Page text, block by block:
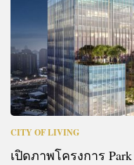
CITY OF LIVING
เปิดภาพโครงการ